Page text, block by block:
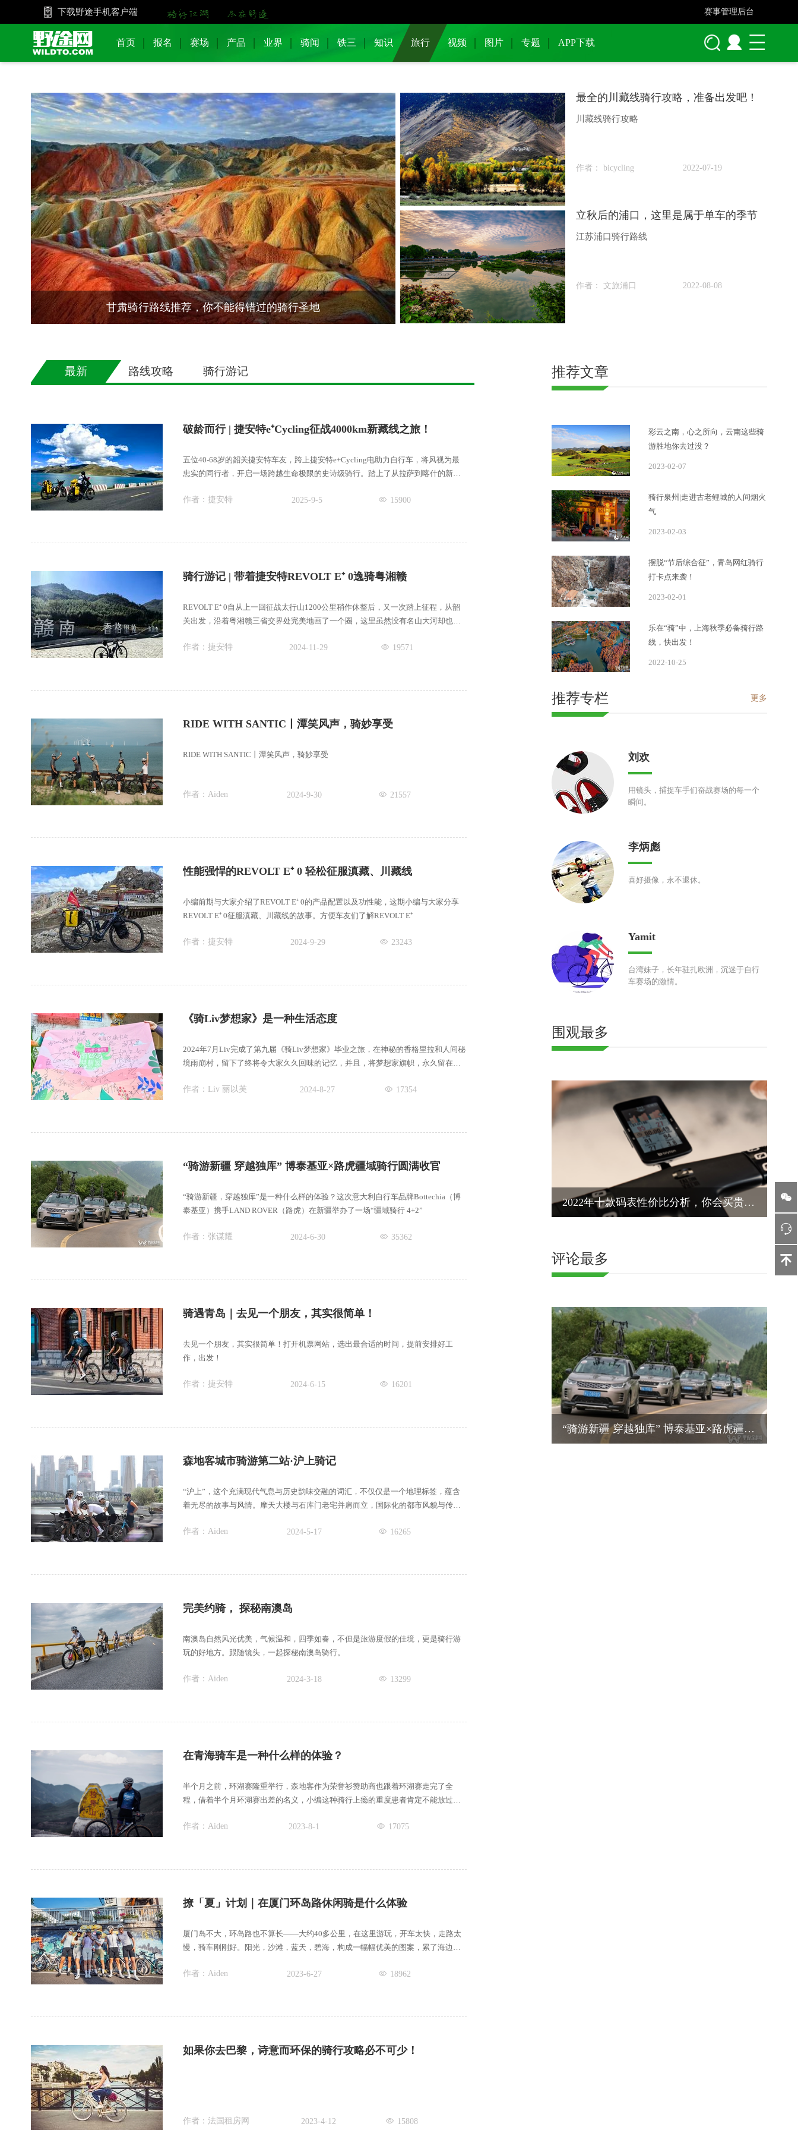
下载野途手机客户端 赛事管理后台
首页 报名 赛场 产品 业界 骑闻 铁三 知识 旅行 视频 图片 专题 APP下载
甘肃骑行路线推荐，你不能得错过的骑行圣地
最全的川藏线骑行攻略，准备出发吧！
川藏线骑行攻略
作者： bicycling 2022-07-19
立秋后的浦口，这里是属于单车的季节
江苏浦口骑行路线
作者： 文旅浦口 2022-08-08
最新 路线攻略 骑行游记
破龄而行 | 捷安特e⁺Cycling征战4000km新藏线之旅！
五位40-68岁的韶关捷安特车友，跨上捷安特e+Cycling电助力自行车，将风视为最
忠实的同行者，开启一场跨越生命极限的史诗级骑行。踏上了从拉萨到喀什的新藏
作者： 捷安特 2025-9-5 15900
骑行游记 | 带着捷安特REVOLT E⁺ 0逸骑粤湘赣
REVOLT E⁺ 0自从上一回征战太行山1200公里稍作休整后，又一次踏上征程，从韶
关出发，沿着粤湘赣三省交界处完美地画了一个圈，这里虽然没有名山大河却也是
作者： 捷安特 2024-11-29 19571
RIDE WITH SANTIC丨潭笑风声，骑妙享受
RIDE WITH SANTIC丨潭笑风声，骑妙享受
作者： Aiden 2024-9-30 21557
性能强悍的REVOLT E⁺ 0 轻松征服滇藏、川藏线
小编前期与大家介绍了REVOLT E⁺ 0的产品配置以及功性能，这期小编与大家分享
REVOLT E⁺ 0征服滇藏、川藏线的故事。方便车友们了解REVOLT E⁺
作者： 捷安特 2024-9-29 23243
《骑Liv梦想家》是一种生活态度
2024年7月Liv完成了第九届《骑Liv梦想家》毕业之旅，在神秘的香格里拉和人间秘
境雨崩村，留下了终将令大家久久回味的记忆，并且，将梦想家旗帜，永久留在了
作者： Liv 丽以芙 2024-8-27 17354
“骑游新疆 穿越独库” 博泰基亚×路虎疆域骑行圆满收官
“骑游新疆，穿越独库”是一种什么样的体验？这次意大利自行车品牌Bottechia（博
泰基亚）携手LAND ROVER（路虎）在新疆举办了一场“疆域骑行 4+2”
作者： 张谋耀 2024-6-30 35362
骑遇青岛｜去见一个朋友，其实很简单！
去见一个朋友，其实很简单！打开机票网站，选出最合适的时间，提前安排好工
作，出发！
作者： 捷安特 2024-6-15 16201
森地客城市骑游第二站·沪上骑记
“沪上”，这个充满现代气息与历史韵味交融的词汇，不仅仅是一个地理标签，蕴含
着无尽的故事与风情。摩天大楼与石库门老宅并肩而立，国际化的都市风貌与传统
作者： Aiden 2024-5-17 16265
完美约骑， 探秘南澳岛
南澳岛自然风光优美，气候温和，四季如春，不但是旅游度假的佳境，更是骑行游
玩的好地方。跟随镜头，一起探秘南澳岛骑行。
作者： Aiden 2024-3-18 13299
在青海骑车是一种什么样的体验？
半个月之前，环湖赛隆重举行，森地客作为荣誉衫赞助商也跟着环湖赛走完了全
程，借着半个月环湖赛出差的名义，小编这种骑行上瘾的重度患者肯定不能放过这
作者： Aiden 2023-8-1 17075
撩「夏」计划｜在厦门环岛路休闲骑是什么体验
厦门岛不大，环岛路也不算长——大约40多公里，在这里游玩，开车太快，走路太
慢，骑车刚刚好。阳光，沙滩，蓝天，碧海，构成一幅幅优美的图案，累了海边休
作者： Aiden 2023-6-27 18962
如果你去巴黎，诗意而环保的骑行攻略必不可少！
作者： 法国租房网 2023-4-12 15808
推荐文章
彩云之南，心之所向，云南这些骑
游胜地你去过没？
2023-02-07
骑行泉州|走进古老鲤城的人间烟火
气
2023-02-03
摆脱“节后综合征”，青岛网红骑行
打卡点来袭！
2023-02-01
乐在“骑”中，上海秋季必备骑行路
线，快出发！
2022-10-25
推荐专栏 更多
刘欢
用镜头，捕捉车手们奋战赛场的每一个
瞬间。
李炳彪
喜好摄像，永不退休。
Yamit
台湾妹子，长年驻扎欧洲，沉迷于自行
车赛场的激情。
围观最多
2022年十款码表性价比分析，你会买贵还是买对？
评论最多
“骑游新疆 穿越独库” 博泰基亚×路虎疆域骑行圆满收官